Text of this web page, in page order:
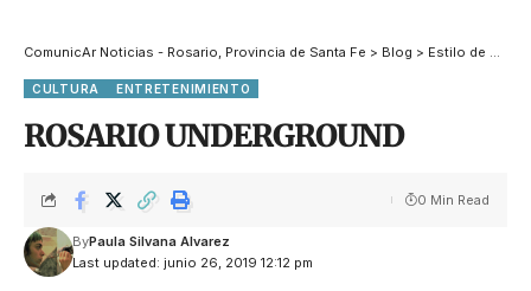
ComunicAr Noticias - Rosario, Provincia de Santa Fe > Blog > Estilo de Vida
CULTURA ENTRETENIMIENTO
ROSARIO UNDERGROUND
Last updated: junio 26, 2019 12:12 pm
ByPaula Silvana Alvarez
0 Min Read